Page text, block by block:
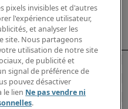
pixels invisibles et d'autres
l'expérience utilisateur,
et analyser les
site. Nous partageons
utilisation de notre site
de publicité et
signal de préférence de
pouvez désactiver
le lien Ne pas vendre ni
.